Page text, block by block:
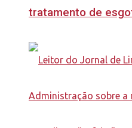
tratamento de